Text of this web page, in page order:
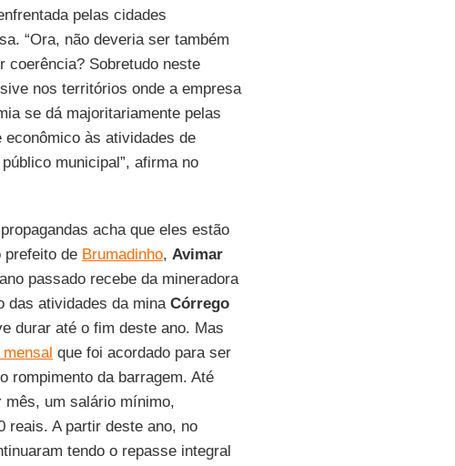
pelas cidades
“Ora, não deveria ser também
coerência? Sobretudo neste
nos territórios onde a empresa
se dá majoritariamente pelas
às atividades de
municipal”, afirma no
acha que eles estão
prefeito de Brumadinho, Avimar
passado recebe da mineradora
das atividades da minaCórrego
durar até o fim deste ano. Mas
que foi acordado para ser
rompimento da barragem. Até
mês, um salário mínimo,
reais. A partir deste ano, no
tendo o repasse integral